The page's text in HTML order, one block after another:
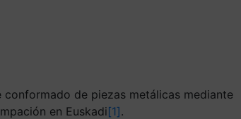
de piezas metálicas mediante
en Euskadi[1].